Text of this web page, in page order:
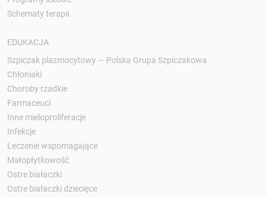
Schematy terapii
EDUKACJA
Szpiczak plazmocytowy — Polska Grupa Szpiczakowa
Chłoniaki
Choroby rzadkie
Farmaceuci
Inne mieloproliferacje
Infekcje
Leczenie wspomagające
Małopłytkowość
Ostre białaczki
Ostre białaczki dziecięce